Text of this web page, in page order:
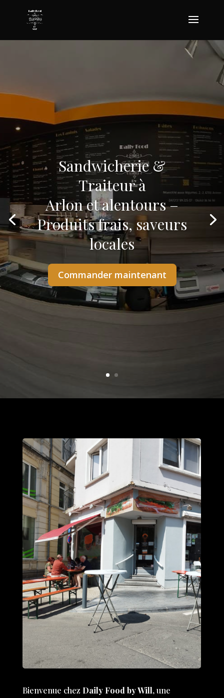
Sandwicherie &
Traiteur à
Arlon et alentours –
Produits frais, saveurs
locales
Commander maintenant
Bienvenue chez Daily Food by Will, une